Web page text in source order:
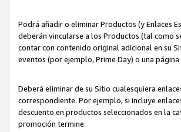
Podrá añadir o eliminar Productos (y Enlaces
deberán vincularse a los Productos (tal como
contar con contenido original adicional en su
eventos (por ejemplo, Prime Day) o una
Deberá eliminar de su Sitio cualesquiera
correspondiente. Por ejemplo, si incluye
descuento en productos seleccionados en la
promoción termine.